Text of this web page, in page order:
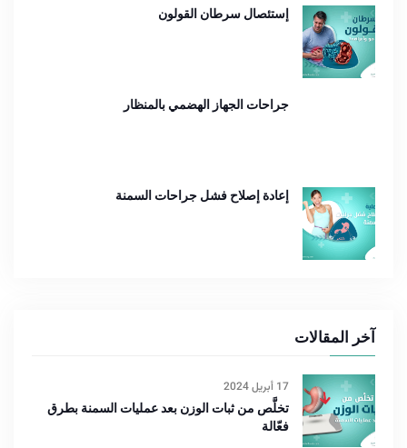
إستئصال سرطان القولون
جراحات الجهاز الهضمي بالمنظار
إعادة إصلاح فشل جراحات السمنة
آخر المقالات
17 أبريل 2024
تخلَّص من ثبات الوزن بعد عمليات السمنة بطرق
فعّالة